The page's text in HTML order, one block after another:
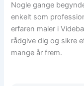
Nogle gange
enkelt som
erfaren maler i
rådgive dig og sikre
mange år frem.